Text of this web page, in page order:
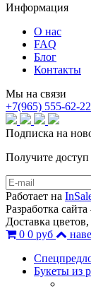
Информация
О нас
FAQ
Блог
Контакты
Мы на связи
+7(965) 555-62-22
Подписка на
Получите
Работает на
Разработка сайта
Доставка
0 0 руб
Букеты из